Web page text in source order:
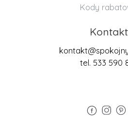
Kody
Kontakt
tel. 533 590